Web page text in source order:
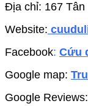
Địa chỉ: 167
Website:
Facebook: Cứu
Google map:
Google Reviews: